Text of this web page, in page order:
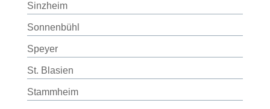
Sinzheim
Sonnenbühl
Speyer
St. Blasien
Stammheim